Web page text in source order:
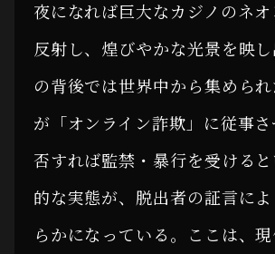
夜になれば巨大なカジノのネ
反射し、煌びやかな光景を映
の背後では世界中から集めら
が「オンライン詐欺」に従事
否すれば監禁・暴行を受ける
的な実態が、脱出者の証言に
らかになっている。ここは、